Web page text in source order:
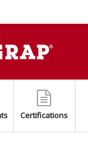
A2
SPLIT (EASY SPLIT)
AISI 316
DE FUMMÉE
AJUSTABLE
316/A4
Certifications